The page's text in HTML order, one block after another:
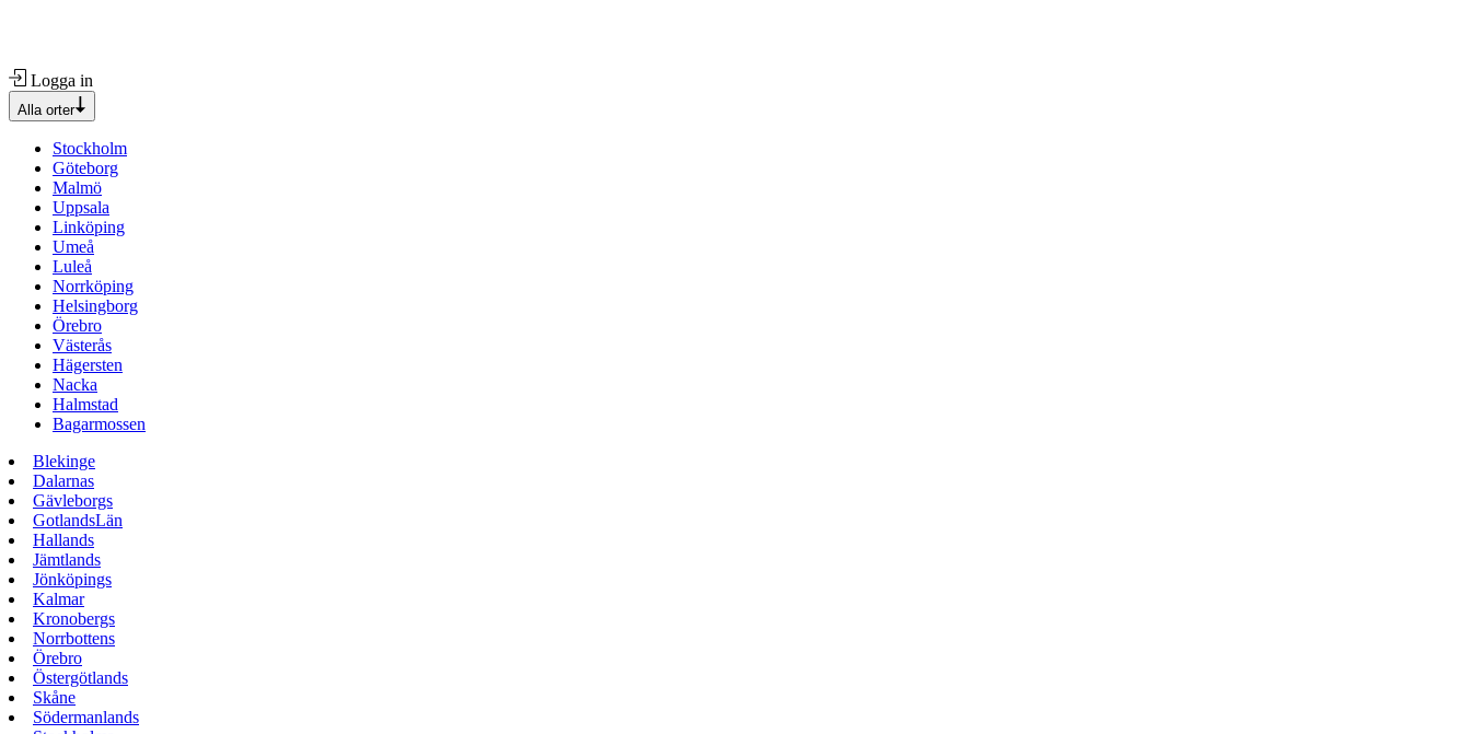
Logga in
Alla orter
Stockholm
Göteborg
Malmö
Uppsala
Linköping
Umeå
Luleå
Norrköping
Helsingborg
Örebro
Västerås
Hägersten
Nacka
Halmstad
Bagarmossen
Blekinge
Dalarnas
Gävleborgs
GotlandsLän
Hallands
Jämtlands
Jönköpings
Kalmar
Kronobergs
Norrbottens
Örebro
Östergötlands
Skåne
Södermanlands